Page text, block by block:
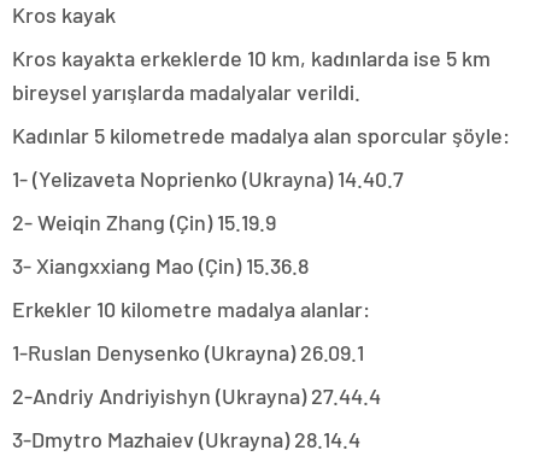
Kros kayak
Kros kayakta erkeklerde 10 km, kadınlarda ise 5 km
bireysel yarışlarda madalyalar verildi.
Kadınlar 5 kilometrede madalya alan sporcular şöyle:
1- (Yelizaveta Noprienko (Ukrayna) 14.40.7
2- Weiqin Zhang (Çin) 15.19.9
3- Xiangxxiang Mao (Çin) 15.36.8
Erkekler 10 kilometre madalya alanlar:
1-Ruslan Denysenko (Ukrayna) 26.09.1
2-Andriy Andriyishyn (Ukrayna) 27.44.4
3-Dmytro Mazhaiev (Ukrayna) 28.14.4